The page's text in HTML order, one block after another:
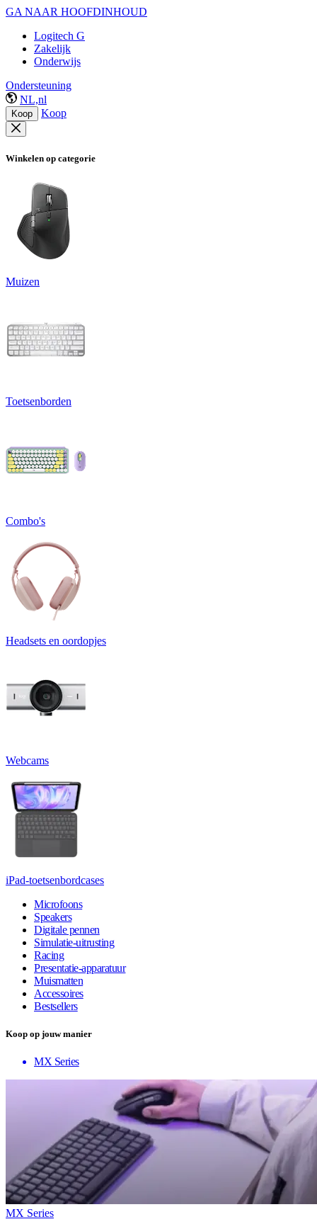
GA NAAR HOOFDINHOUD
Logitech G
Zakelijk
Onderwijs
Ondersteuning
NL,nl
Koop Koop
Winkelen op categorie
Muizen
Toetsenborden
Combo's
Headsets en oordopjes
Webcams
iPad-toetsenbordcases
Microfoons
Speakers
Digitale pennen
Simulatie-uitrusting
Racing
Presentatie-apparatuur
Muismatten
Accessoires
Bestsellers
Koop op jouw manier
MX Series
MX Series